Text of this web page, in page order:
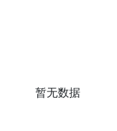
暂无数据